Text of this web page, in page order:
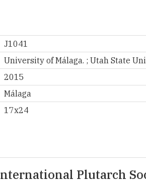
J1041
University of Málaga. ; Utah State
2015
Málaga
17x24
Plutarch